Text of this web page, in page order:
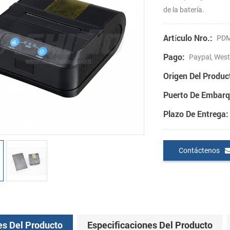
de la batería.
Artículo Nro.:
Pago: Paypal,
Origen Del
Puerto De
Plazo De Entrega:
Contáctenos
Del Producto Especificaciones Del Producto